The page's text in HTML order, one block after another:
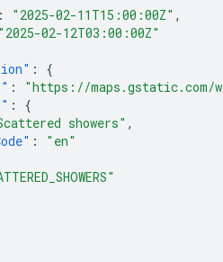
: "2025-02-11T15:00:00Z" ,
"2025-02-12T03:00:00Z"
:
{
:
"https://maps.gstatic.com/
:
{
showers" ,
:
"en"